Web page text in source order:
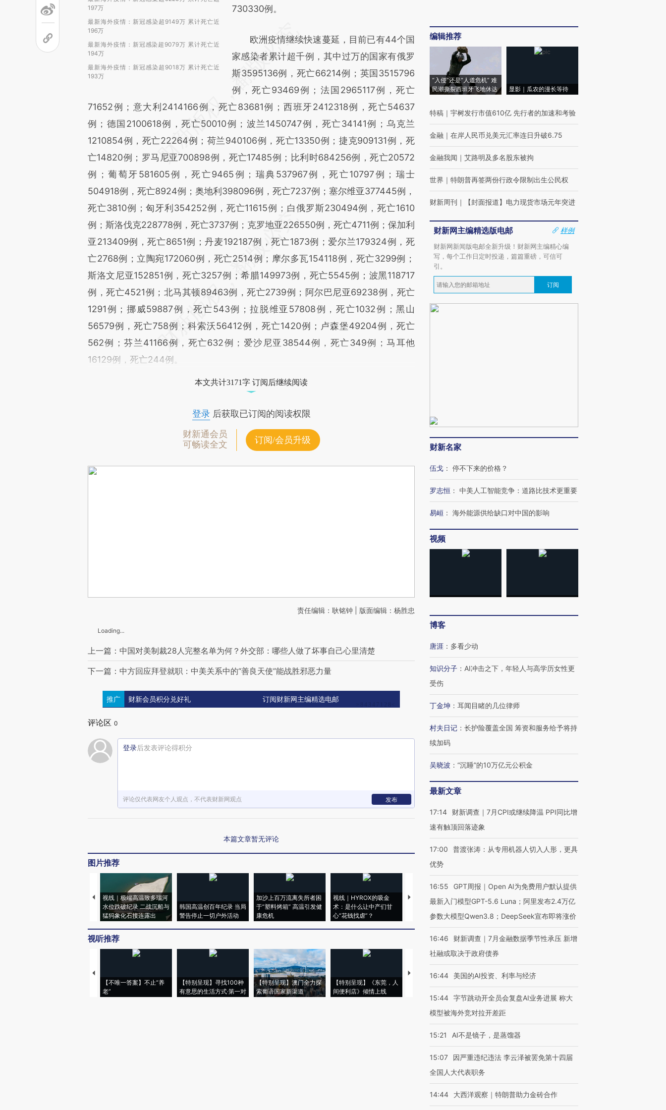
197万
最新海外疫情：新冠感染超9149万 累计死亡近
196万
最新海外疫情：新冠感染超9079万 累计死亡近
194万
最新海外疫情：新冠感染超9018万 累计死亡近
193万
730330例。
欧洲疫情继续快速蔓延，目前已有44个国
家感染者累计超千例，其中过万的国家有俄罗
斯3595136例，死亡66214例；英国3515796
例，死亡93469例；法国2965117例，死亡
71652例；意大利2414166例，死亡83681例；西班牙2412318例，死亡54637
例；德国2100618例，死亡50010例；波兰1450747例，死亡34141例；乌克兰
1210854例，死亡22264例；荷兰940106例，死亡13350例；捷克909131例，死
亡14820例；罗马尼亚700898例，死亡17485例；比利时684256例，死亡20572
例；葡萄牙581605例，死亡9465例；瑞典537967例，死亡10797例；瑞士
504918例，死亡8924例；奥地利398096例，死亡7237例；塞尔维亚377445例，
死亡3810例；匈牙利354252例，死亡11615例；白俄罗斯230494例，死亡1610
例；斯洛伐克228778例，死亡3737例；克罗地亚226550例，死亡4711例；保加利
亚213409例，死亡8651例；丹麦192187例，死亡1873例；爱尔兰179324例，死
亡2768例；立陶宛172060例，死亡2514例；摩尔多瓦154118例，死亡3299例；
斯洛文尼亚152851例，死亡3257例；希腊149973例，死亡5545例；波黑118717
例，死亡4521例；北马其顿89463例，死亡2739例；阿尔巴尼亚69238例，死亡
1291例；挪威59887例，死亡543例；拉脱维亚57808例，死亡1032例；黑山
56579例，死亡758例；科索沃56412例，死亡1420例；卢森堡49204例，死亡
562例；芬兰41166例，死亡632例；爱沙尼亚38544例，死亡349例；马耳他
16129例，死亡244例。
本文共计3171字 订阅后继续阅读
登录后获取已订阅的阅读权限
财新通会员
可畅读全文
订阅/会员升级
责任编辑：耿铭钟 | 版面编辑：杨胜忠
Loading...
上一篇：中国对美制裁28人完整名单为何？外交部：哪些人做了坏事自己心里清楚
下一篇：中方回应拜登就职：中美关系中的“善良天使”能战胜邪恶力量
推广 财新会员积分兑好礼 订阅财新网主编精选电邮
评论区 0
登录后发表评论得积分
评论仅代表网友个人观点，不代表财新网观点 发布
本篇文章暂无评论
图片推荐
视线｜极端高温致多瑙河
水位跌破纪录 二战沉船与
猛犸象化石接连露出
韩国高温创百年纪录 当局
警告停止一切户外活动
加沙上百万流离失所者困
于“塑料烤箱” 高温引发健
康危机
视线｜HYROX的吸金
术：是什么让中产们甘
心“花钱找虐”？
马航飞行员跨国走私7万
粒摇头丸 尿检体内含3种
视线｜被称为“蟑螂”的印
度Z世代 用街头抗争将教
育部长拱下台
视线｜“入侵”还是“人道危
机”？难民潮撕裂西班牙
飞地休达
视听推荐
【不唯一答案】不止“养
老”
【特别呈现】寻找100种
有意思的生活方式·第一对
【特别呈现】澳门全力探
索葡语国家新渠道
【特别呈现】《东莞，人
间便利店》倾情上线
【推广】走进第四届链博
编辑推荐
“入侵”还是“人道危机” 难
民潮撕裂西班牙飞地休达
显影｜瓜农的漫长等待
特稿 ｜ 宇树发行市值610亿 先行者的加速和考验
金融 ｜ 在岸人民币兑美元汇率连日升破6.75
金融我闻 ｜ 艾路明及多名股东被拘
世界 ｜ 特朗普再签两份行政令限制出生公民权
财新周刊 ｜ 【封面报道】电力现货市场元年突进
财新网主编精选版电邮
样例
财新网新闻版电邮全新升级！财新网主编精心编
写，每个工作日定时投递，篇篇重磅，可信可
引。
订阅
财新名家
伍戈 ： 停不下来的价格？
罗志恒 ： 中美人工智能竞争：道路比技术更重要
易峘 ： 海外能源供给缺口对中国的影响
视频
博客
唐涯 ： 多看少动
知识分子 ： AI冲击之下，年轻人与高学历女性更
受伤
丁金坤 ： 耳闻目睹的几位律师
村夫日记 ： 长护险覆盖全国 筹资和服务给予将持
续加码
吴晓波 ： “沉睡”的10万亿元公积金
最新文章
17:14
财新调查｜7月CPI或继续降温 PPI同比增
速有触顶回落迹象
17:00
普渡张涛：从专用机器人切入人形，更具
优势
16:55
GPT周报｜Open AI为免费用户默认提供
最新入门模型GPT-5.6 Luna；阿里发布2.4万亿
参数大模型Qwen3.8；DeepSeek宣布即将涨价
16:46
财新调查｜7月金融数据季节性承压 新增
社融或取决于政府债券
16:44 美国的AI投资、利率与经济
15:44 字节跳动开全员会复盘AI业务进展 称大
模型被海外竞对拉开差距
15:21 AI不是镜子，是蒸馏器
15:07
因严重违纪违法 李云泽被罢免第十四届
全国人大代表职务
14:44 大西洋观察｜特朗普助力金砖合作